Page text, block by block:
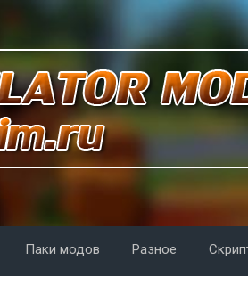
Паки модов Разное